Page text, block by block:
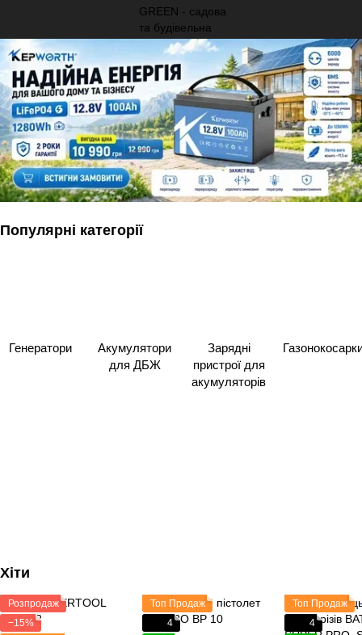
Популярні категорії
Генератори
Акумулятори
для ДБЖ
Зарядні
пристрої для
акумуляторів
Хіти
Розпродаж
−15%
Топ Продаж
4
Топ Продаж
4